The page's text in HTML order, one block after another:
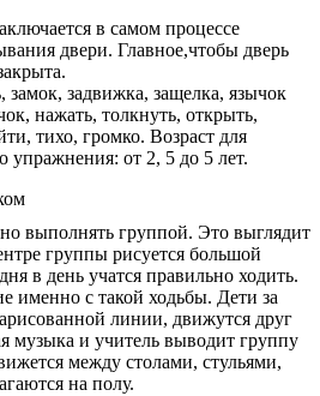
в самом процессе
двери. Главное,чтобы дверь
замок, задвижка, защелка, язычок
нажать, толкнуть, открыть,
тихо, громко. Возраст для
упражнения: от 2, 5 до 5 лет.
выполнять группой. Это выглядит
группы рисуется большой
в день учатся правильно ходить.
именно с такой ходьбы. Дети за
линии, движутся друг
музыка и учитель выводит группу
между столами, стульями,
на полу.